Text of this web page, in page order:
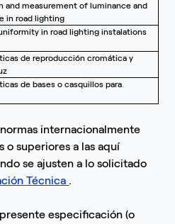
and measurement of luminance and
in road lighting
in road lighting instalations
de reproducción cromática y
de bases o casquillos para
internacionalmente
o superiores a las aquí
se ajusten a lo solicitado
Técnica .
especificación (o